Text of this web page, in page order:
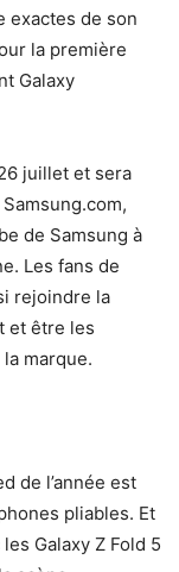
exactes de son
la première
Galaxy
juillet et sera
de Samsung à
Les fans de
rejoindre la
et être les
marque.
de l’année est
pliables. Et
Galaxy Z Fold 5